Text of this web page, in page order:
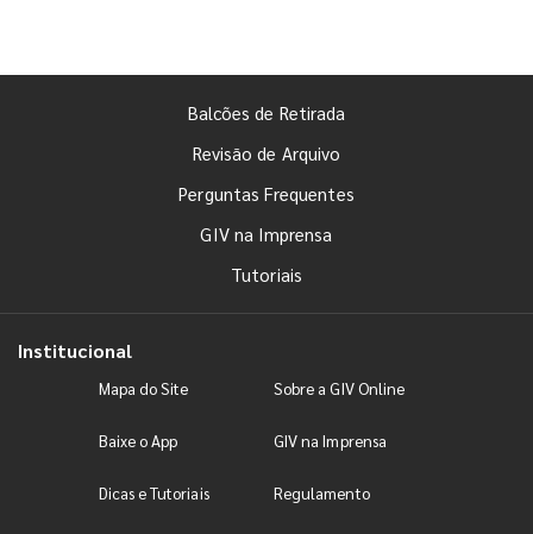
Balcões de Retirada
Revisão de Arquivo
Perguntas Frequentes
GIV na Imprensa
Tutoriais
Institucional
Mapa do Site Sobre a GIV Online
Baixe o App GIV na Imprensa
Dicas e Tutoriais Regulamento